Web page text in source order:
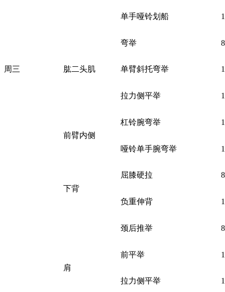
周三
单手哑铃划船
肱二头肌
弯举
单臂斜托弯举
拉力侧平举
前臂内侧
杠铃腕弯举
哑铃单手腕弯举
下背
屈膝硬拉
负重伸背
肩
颈后推举
前平举
拉力侧平举